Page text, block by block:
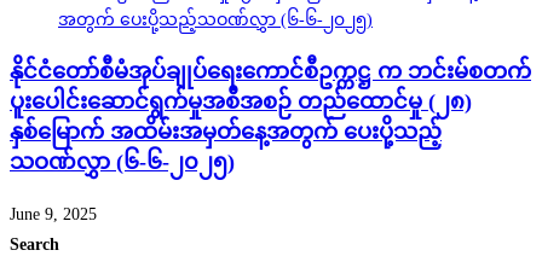
နိုင်ငံတော်စီမံအုပ်ချုပ်ရေးကောင်စီဥက္ကဋ္ဌ က ဘင်းမ်စတက်
ပူးပေါင်းဆောင်ရွက်မှုအစီအစဉ် တည်ထောင်မှု (၂၈)
နှစ်မြောက် အထိမ်းအမှတ်နေ့အတွက် ပေးပို့သည့်
သဝဏ်လွှာ (၆-၆-၂၀၂၅)
June 9, 2025
Search